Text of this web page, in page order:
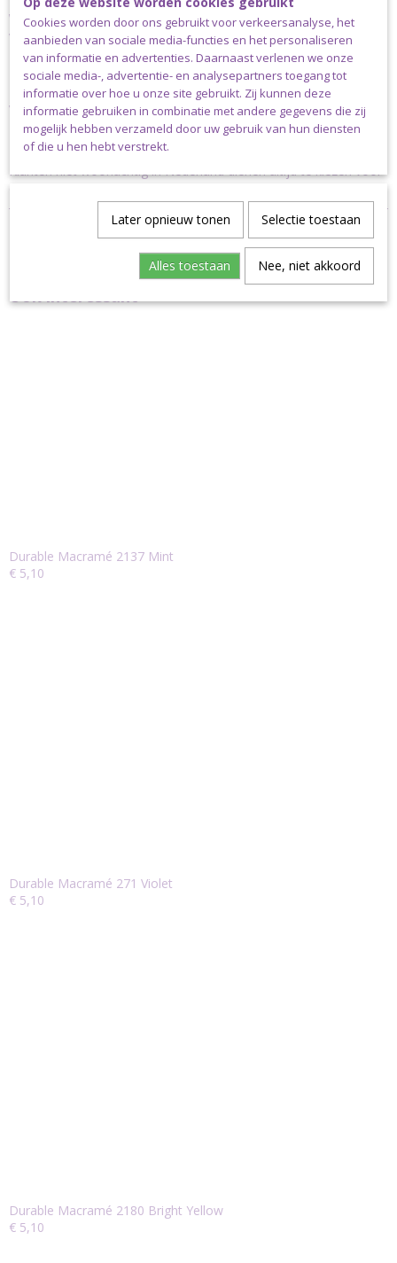
Wij hebben nog niet alle kleuren Durable Macramé op
voorraad, maar onze voorraad groeit met de dag, dus
staat jouw favoriete kleur er niet tussen, vraag het ons
gerust. Stuur een e-mail naarinfo@madebysiem.nl
Verzending
Dit garen kan uitsluitend verstuurd worden via pakket post.
Klanten niet woonachtig in Nederland dienen altijd te kiezen voor
de pakketkosten die horen bij het land waarin ze wonen.
Ook interessant
Durable Macramé 2137 Mint
€ 5,10
Durable Macramé 271 Violet
€ 5,10
Durable Macramé 2180 Bright Yellow
€ 5,10
Cookies worden door ons gebruikt voor verkeersanalyse, het
aanbieden van sociale media-functies en het personaliseren
van informatie en advertenties. Daarnaast verlenen we onze
sociale media-, advertentie- en analysepartners toegang tot
informatie over hoe u onze site gebruikt. Zij kunnen deze
informatie gebruiken in combinatie met andere gegevens die zij
mogelijk hebben verzameld door uw gebruik van hun diensten
of die u hen hebt verstrekt.
Later opnieuw tonen Selectie toestaan
Alles toestaan Nee, niet akkoord